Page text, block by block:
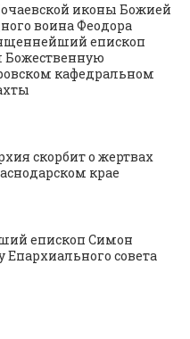
иконы Божией
воина Феодора
епископ
кафедральном
скорбит о жертвах
крае
епископ Симон
Епархиального совета